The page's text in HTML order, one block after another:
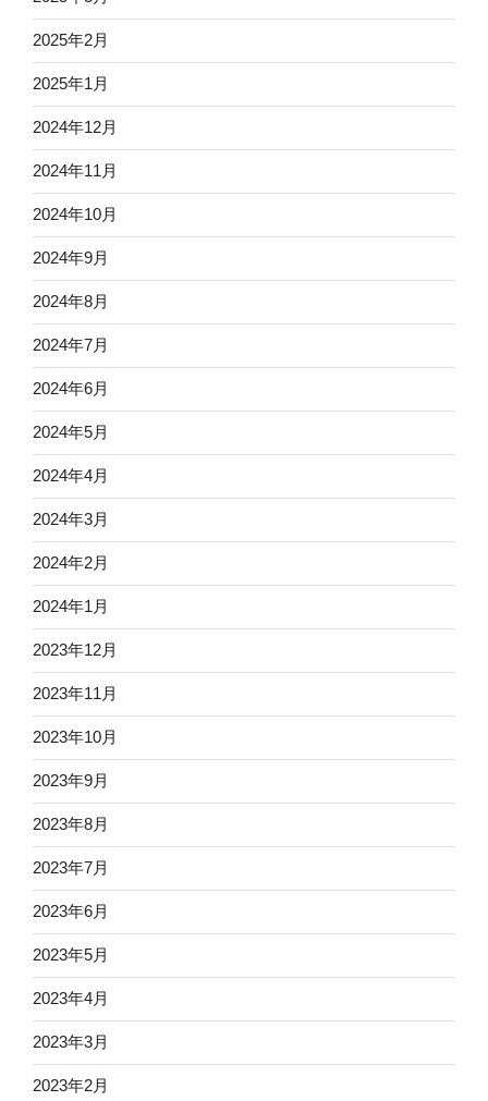
2025年2月
2025年1月
2024年12月
2024年11月
2024年10月
2024年9月
2024年8月
2024年7月
2024年6月
2024年5月
2024年4月
2024年3月
2024年2月
2024年1月
2023年12月
2023年11月
2023年10月
2023年9月
2023年8月
2023年7月
2023年6月
2023年5月
2023年4月
2023年3月
2023年2月